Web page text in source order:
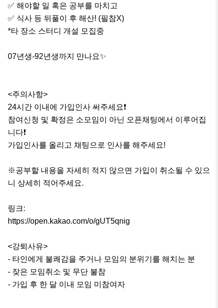
✅ 해야할 일 혹은 공부를 마치고
✅ 식사 등 뒤풀이 후 해산! (필참X)
*타 장소 스터디 개설 모집중
07년생-92년생까지 만나요✨️
<주의사항>
24시간 이내에 가입인사 써주세요❗️
참여신청 및 확정은 소모임이 아닌 오픈채팅에서 이루어집
니다❗️
가입인사를 올리고 채팅으로 인사를 해주세요!
※공부할 내용을 자세히 적지 않으면 가입이 취소될 수 있으
니 상세히 적어주세요.
링크:
https://open.kakao.com/o/gUT5qnig
<강퇴사유>
- 타인에게 불쾌감을 주거나 모임의 분위기를 해치는 분
- 잦은 모임취소 및 무단 불참
- 가입 후 한 달 이내 모임 미참여자